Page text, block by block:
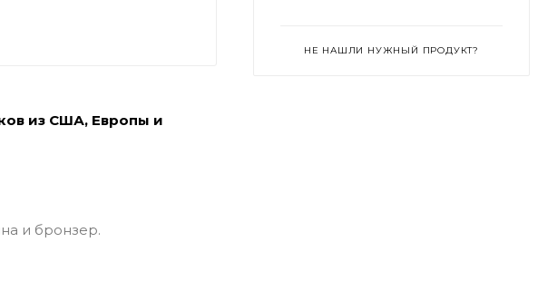
из США, Европы и
и бронзер.
НЕ НАШЛИ НУЖНЫЙ ПРОДУКТ?